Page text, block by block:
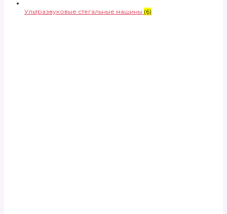
Ультразвуковые стегальные машины (6)